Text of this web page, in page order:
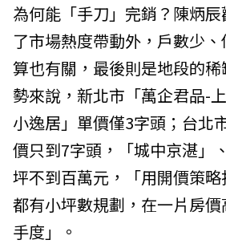
為何能「手刀」完銷？陳炳
了市場熱度帶動外，戶數少
算也有關，最後則是地段的
勢來說，新北市「萬企君品-
小逸居」單價僅3字頭；台北
價只到7字頭，「城中京湛」
坪不到百萬元，「用開價策略
都有小坪數規劃，在一片房
手度」。